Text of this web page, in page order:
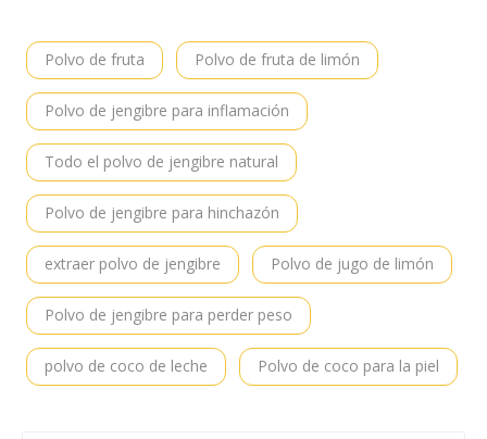
Polvo de fruta Polvo de fruta de limón
Polvo de jengibre para inflamación
Todo el polvo de jengibre natural
Polvo de jengibre para hinchazón
extraer polvo de jengibre Polvo de jugo de limón
Polvo de jengibre para perder peso
polvo de coco de leche Polvo de coco para la piel